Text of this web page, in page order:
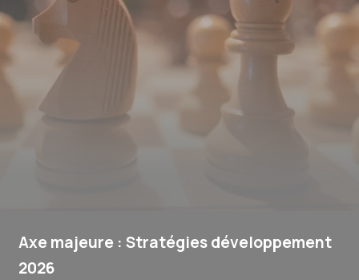
Axe majeure : Stratégies développement
2026